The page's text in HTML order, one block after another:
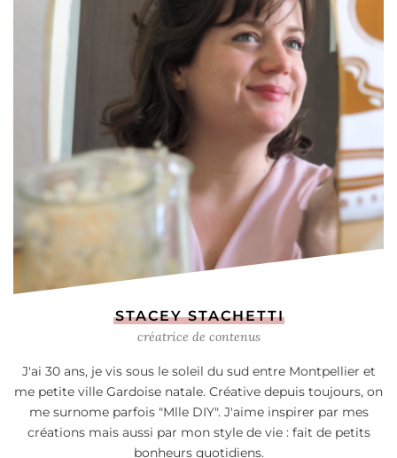
STACEY STACHETTI
créatrice de contenus
J'ai 30 ans, je vis sous le soleil du sud entre Montpellier et
me petite ville Gardoise natale. Créative depuis toujours, on
me surnome parfois "Mlle DIY". J'aime inspirer par mes
créations mais aussi par mon style de vie : fait de petits
bonheurs quotidiens.